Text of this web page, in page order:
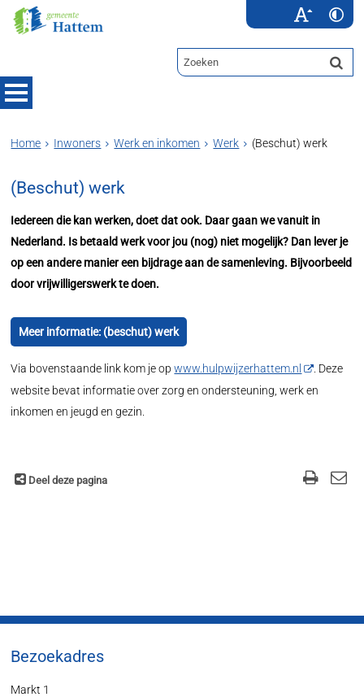
Home Inwoners Werk en inkomen Werk (Beschut) werk
(Beschut) werk
Iedereen die kan werken, doet dat ook. Daar gaan we vanuit in
Nederland. Is betaald werk voor jou (nog) niet mogelijk? Dan lever je
op een andere manier een bijdrage aan de samenleving. Bijvoorbeeld
door vrijwilligerswerk te doen.
Meer informatie: (beschut) werk
Via bovenstaande link kom je opwww.hulpwijzerhattem.nl
. Deze
website bevat informatie over zorg en ondersteuning, werk en
inkomen en jeugd en gezin.
Deel deze pagina
Bezoekadres
Markt 1